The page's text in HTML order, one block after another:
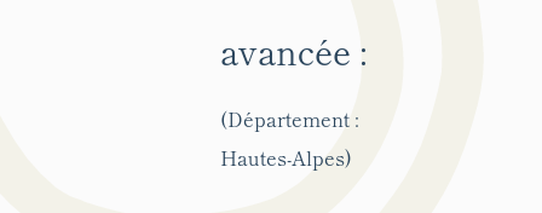
avancée :
(Département :
Hautes-Alpes)